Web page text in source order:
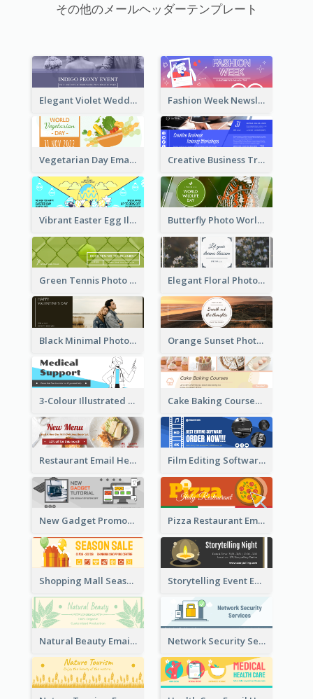
その他のメールヘッダーテンプレート
Elegant Violet Wedding Theme Email Header Design Fashion Week Newsletter Email Header
Vegetarian Day Email Header Creative Business Training Email Header
Vibrant Easter Egg Illustration Email Header Design Butterfly Photo World Wildlife Day Email Header
Green Tennis Photo Tennis Tournament Email Header Elegant Floral Photo Blossom Spring Email Header
Black Minimal Photo Valentines Day Email Heade Orange Sunset Photo Enjoy Sunset Email Header
3-Colour Illustrated Email Header About Medical Support Service Cake Baking Courses Email Header
Restaurant Email Header With Photo Of Meal Film Editing Software Email Header
New Gadget Promote Email Header Pizza Restaurant Email Header
Shopping Mall Season Sale Email Header Storytelling Event Email Header
Natural Beauty Email Header Network Security Services Email Header